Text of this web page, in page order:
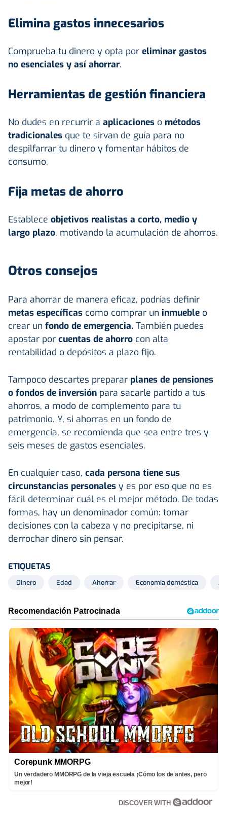
Elimina gastos innecesarios
Comprueba tu dinero y opta por eliminar gastos
no esenciales y así ahorrar.
Herramientas de gestión financiera
No dudes en recurrir a aplicaciones o métodos
tradicionales que te sirvan de guía para no
despilfarrar tu dinero y fomentar hábitos de
consumo.
Fija metas de ahorro
Establece objetivos realistas a corto, medio y
largo plazo, motivando la acumulación de ahorros.
Otros consejos
Para ahorrar de manera eficaz, podrías definir
metas específicas como comprar un inmueble o
crear un fondo de emergencia. También puedes
apostar por cuentas de ahorro con alta
rentabilidad o depósitos a plazo fijo.
Tampoco descartes preparar planes de pensiones
o fondos de inversión para sacarle partido a tus
ahorros, a modo de complemento para tu
patrimonio. Y, si ahorras en un fondo de
emergencia, se recomienda que sea entre tres y
seis meses de gastos esenciales.
En cualquier caso, cada persona tiene sus
circunstancias personales y es por eso que no es
fácil determinar cuál es el mejor método. De todas
formas, hay un denominador común: tomar
decisiones con la cabeza y no precipitarse, ni
derrochar dinero sin pensar.
ETIQUETAS
Dinero Edad Ahorrar Economía doméstica
Corepunk MMORPG
Un verdadero MMORPG de la vieja escuela ¡Cómo los de antes, pero
mejor!
DISCOVER WITH